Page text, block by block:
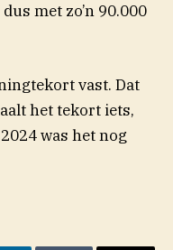
met zo’n 90.000
vast. Dat
het tekort iets,
was het nog